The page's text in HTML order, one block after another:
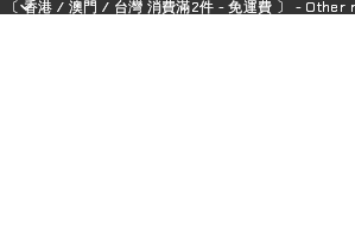
〔 香港 / 澳門 / 台灣 消費滿2件 - 免運費 〕 -
〔 香港 / 澳門 / 台灣 消費滿2件 - 免運費 〕 -